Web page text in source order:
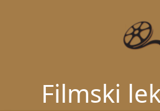
Filmski